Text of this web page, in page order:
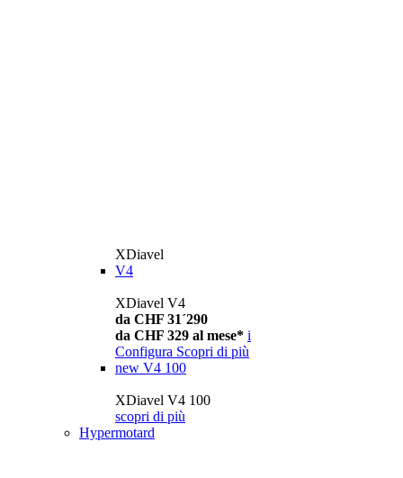
XDiavel
V4
XDiavel V4
da CHF 31´290
da CHF 329 al mese* i
Configura Scopri di più
new V4 100
XDiavel V4 100
scopri di più
Hypermotard